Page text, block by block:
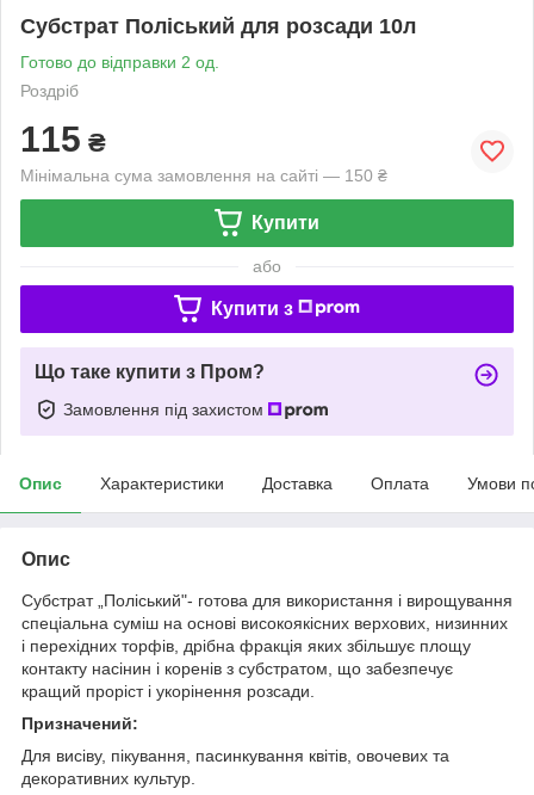
Субстрат Поліський для розсади 10л
Готово до відправки 2 од.
Роздріб
115 ₴
Мінімальна сума замовлення на сайті — 150 ₴
Купити
або
Купити з
Що таке купити з Пром?
Замовлення під захистом
Опис Характеристики Доставка Оплата Умови
Опис
Субстрат „Поліський"- готова для використання і вирощування
спеціальна суміш на основі високоякісних верхових, низинних
і перехідних торфів, дрібна фракція яких збільшує площу
контакту насінин і коренів з субстратом, що забезпечує
кращий проріст і укорінення розсади.
Призначений:
Для висіву, пікування, пасинкування квітів, овочевих та
декоративних культур.